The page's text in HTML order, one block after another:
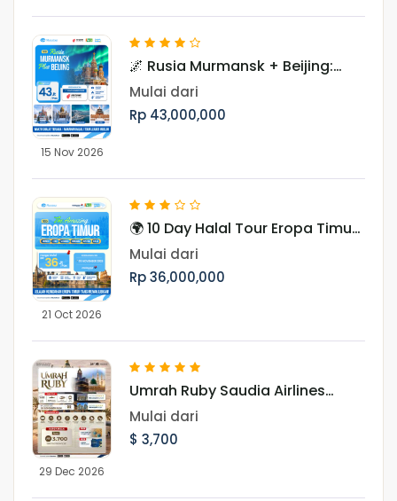
15 Nov 2026
🌌 Rusia Murmansk + Beijing:
Hunting Aurora 10 Hari Periode
November
Mulai dari
Rp 43,000,000
21 Oct 2026
🌍 10 Day Halal Tour Eropa Timur
Periode Oktober & November
Mulai dari
Rp 36,000,000
29 Dec 2026
Umrah Ruby Saudia Airlines
Landing Madinah 29 Desember
2026
Mulai dari
$ 3,700